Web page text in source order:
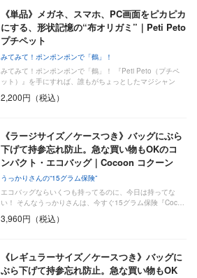
《単品》メガネ、スマホ、PC画面をピカピカ
にする、形状記憶の“布オリガミ”｜Peti Peto
プチペット
みてみて！ポンポンポンで「鶴」！
みてみて！ポンポンポンで「鶴」！ 『Peti Peto（プチペ
ット）』を手にすれば、誰もがちょっとしたマジシャン
2,200円（税込）
《ラージサイズ／ケースつき》バッグにぶら
下げて持参忘れ防止。急な買い物もOKのコ
ンパクト・エコバッグ｜Cocoon コクーン
うっかりさんの“15グラム保険”
エコバッグならいくつも持ってるのに、今日は持ってな
い！ そんなうっかりさんは、今すぐ15グラム保険『Coc…
3,960円（税込）
《レギュラーサイズ／ケースつき》バッグに
ぶら下げて持参忘れ防止。急な買い物もOK